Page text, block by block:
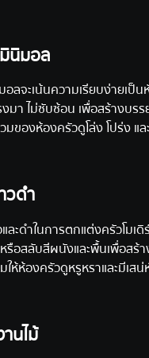
นิมอล
ลจะเน้นความเรียบง่ายเป็
มา ไม่ซับซ้อน เพื่อสร้างบ
ของห้องครัวดูโล่ง โปร่ง แ
วดำ
ะดำในการตกแต่งครัวโมเ
รือสลับสีผนังและพื้นเพื่อส
ให้ห้องครัวดูหรูหราและมีเ
นไม้